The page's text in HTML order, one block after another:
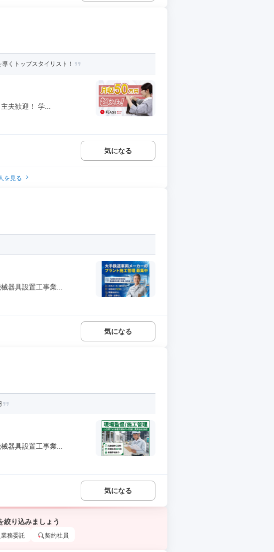
くトップスタイリスト！
夫歓迎！ 学...
気になる
を見る
器具設置工事業...
気になる
器具設置工事業...
気になる
絞り込みましょう
業務委託 契約社員